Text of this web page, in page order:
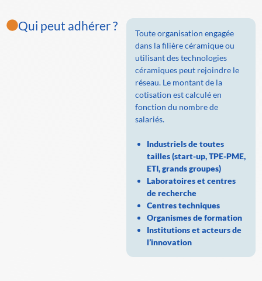
Qui peut adhérer ?
Toute organisation engagée
dans la filière céramique ou
utilisant des technologies
céramiques peut rejoindre le
réseau. Le montant de la
cotisation est calculé en
fonction du nombre de
salariés.
Industriels de toutes
tailles (start-up, TPE-PME,
ETI, grands groupes)
Laboratoires et centres
de recherche
Centres techniques
Organismes de formation
Institutions et acteurs de
l’innovation